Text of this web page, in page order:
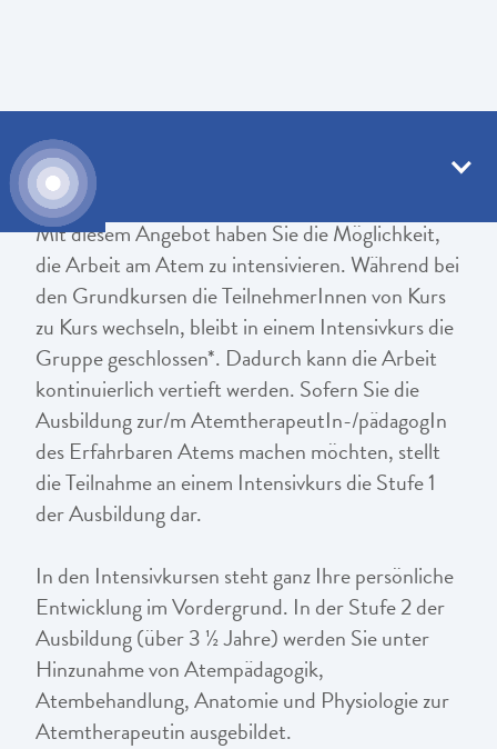
Mit diesem Angebot haben Sie die Möglichkeit,
die Arbeit am Atem zu intensivieren. Während bei
den Grundkursen die TeilnehmerInnen von Kurs
zu Kurs wechseln, bleibt in einem Intensivkurs die
Gruppe geschlossen*. Dadurch kann die Arbeit
kontinuierlich vertieft werden. Sofern Sie die
Ausbildung zur/m AtemtherapeutIn-/pädagogIn
des Erfahrbaren Atems machen möchten, stellt
die Teilnahme an einem Intensivkurs die Stufe 1
der Ausbildung dar.
In den Intensivkursen steht ganz Ihre persönliche
Entwicklung im Vordergrund. In der Stufe 2 der
Ausbildung (über 3 ½ Jahre) werden Sie unter
Hinzunahme von Atempädagogik,
Atembehandlung, Anatomie und Physiologie zur
Atemtherapeutin ausgebildet.